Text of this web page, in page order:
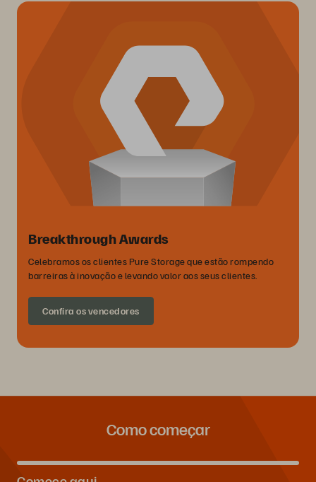
Breakthrough Awards
Celebramos os clientes Pure Storage que estão rompendo
barreiras à inovação e levando valor aos seus clientes.
Confira os vencedores
Como começar